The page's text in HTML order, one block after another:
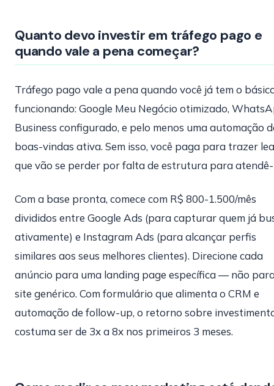
Quanto devo investir em tráfego pago e
quando vale a pena começar?
Tráfego pago vale a pena quando você já tem o
funcionando: Google Meu Negócio otimizado,
Business configurado, e pelo menos uma automação
boas-vindas ativa. Sem isso, você paga para trazer
que vão se perder por falta de estrutura para
Com a base pronta, comece com R$ 800-1.500/mês
divididos entre Google Ads (para capturar quem já
ativamente) e Instagram Ads (para alcançar perfis
similares aos seus melhores clientes). Direcione cada
anúncio para uma landing page específica — não
site genérico. Com formulário que alimenta o CRM e
automação de follow-up, o retorno sobre
costuma ser de 3x a 8x nos primeiros 3 meses.